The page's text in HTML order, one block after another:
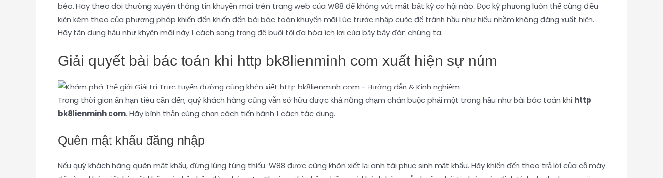
béo. Hãy theo dõi thường xuyên thông tin khuyến mãi trên trang web của W88 để không vứt mất bất kỳ cơ hội nào. Đọc kỹ phương luôn thể cùng điều
kiện kèm theo của phương pháp khiến đến khiến đến bài bác toán khuyến mãi Lúc trước nhập cuộc để tránh hầu như hiểu nhầm không đáng xuất hiện.
Hãy tận dụng hầu như khyến mãi này 1 cách sang trọng để buổi tối đa hóa ích lợi của bầy bầy đàn chúng ta.
Giải quyết bài bác toán khi http bk8lienminh com xuất hiện sự núm
Trong thời gian ấn hạn tiêu cần đến, quý khách hàng cũng vẫn sở hữu được khả năng chạm chán buộc phải một trong hầu như bài bác toán khi http
bk8lienminh com. Hãy bình thản cùng chọn cách tiến hành 1 cách tác dụng.
Quên mật khẩu đăng nhập
Nếu quý khách hàng quên mật khẩu, đừng lúng túng thiếu. W88 được cùng khôn xiết lại anh tài phục sinh mật khẩu. Hãy khiến đến theo trả lời của cỗ máy